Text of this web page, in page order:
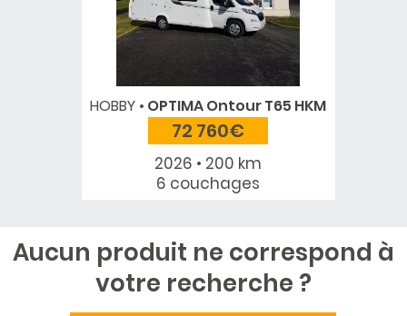
HOBBY OPTIMA Ontour T65 HKM
72 760€
2026 • 200 km
6 couchages
Aucun produit ne correspond à
votre recherche ?